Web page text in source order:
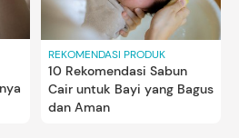
REKOMENDASI PRODUK
10 Rekomendasi Sabun
Cair untuk Bayi yang Bagus
dan Aman